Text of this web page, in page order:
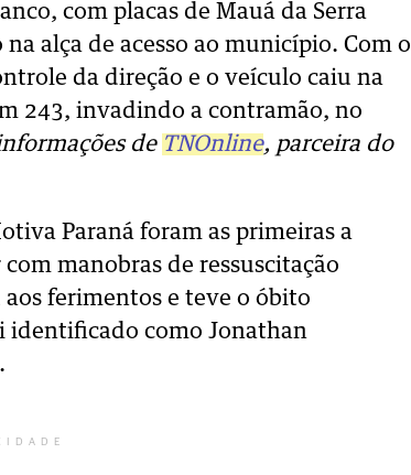
com placas de Mauá da Serra
alça de acesso ao município. Com o
da direção e o veículo caiu na
243, invadindo a contramão, no
de TNOnline, parceira do
Paraná foram as primeiras a
manobras de ressuscitação
ferimentos e teve o óbito
identificado como Jonathan